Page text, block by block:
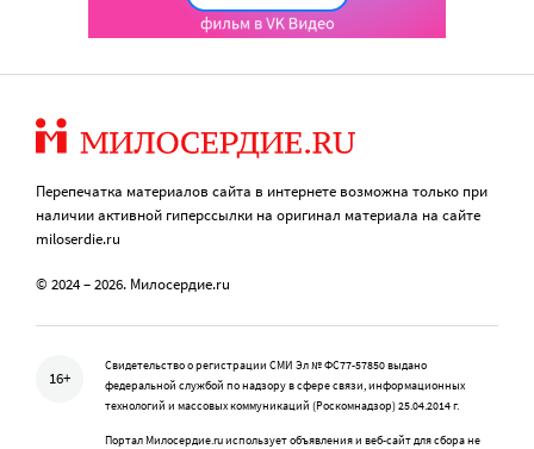
Перепечатка материалов сайта в интернете возможна только при
наличии активной гиперссылки на оригинал материала на сайте
miloserdie.ru
© 2024 – 2026. Милосердие.ru
16+
Свидетельство о регистрации СМИ Эл № ФС77-57850 выдано
федеральной службой по надзору в сфере связи, информационных
технологий и массовых коммуникаций (Роскомнадзор) 25.04.2014 г.
Портал Милосердие.ru использует объявления и веб-сайт для сбора не